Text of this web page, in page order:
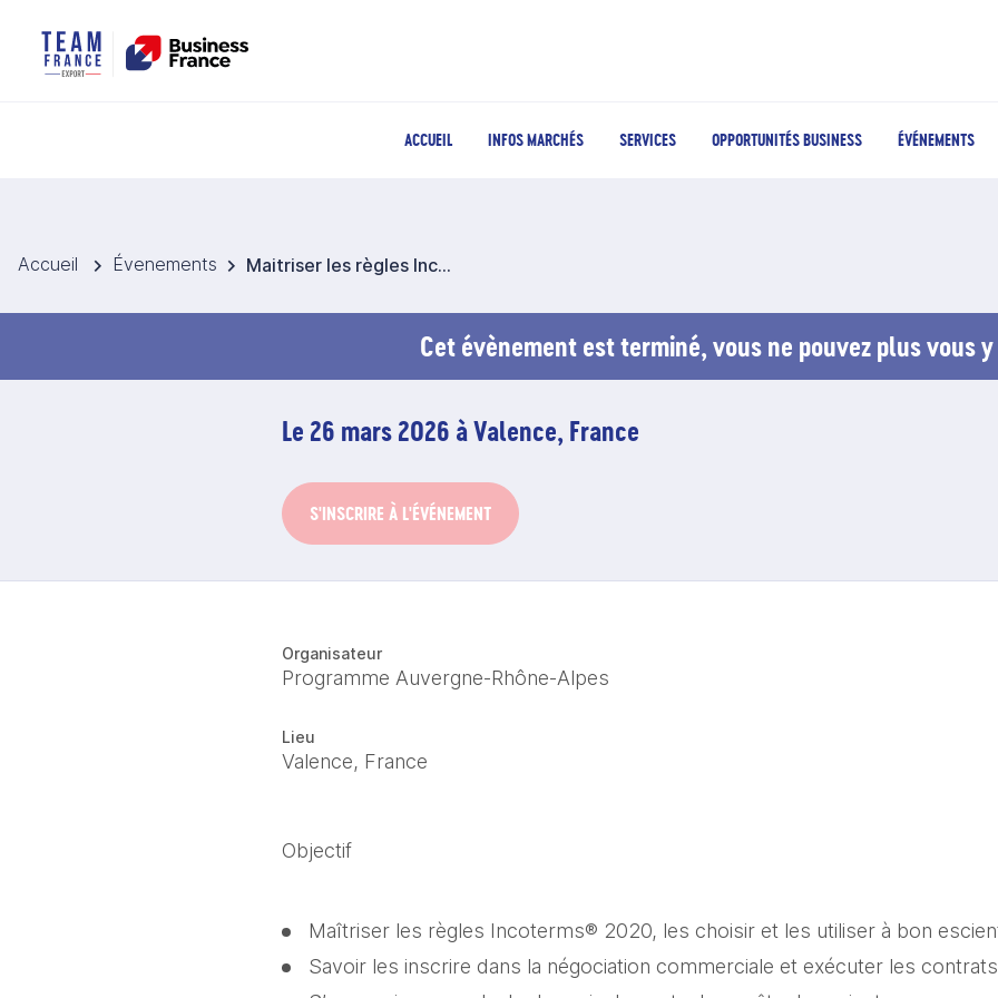
ACCUEIL INFOS MARCHÉS SERVICES OPPORTUNITÉS BUSINESS ÉVÉNEMENTS
Accueil Évenements Maitriser les règles Incoterms® de l’ICC 2020
Cet évènement est terminé, vous ne pouvez plus vous
Le 26 mars 2026 à Valence, France
S'INSCRIRE À L'ÉVÉNEMENT
Organisateur
Programme Auvergne-Rhône-Alpes
Lieu
Valence, France
Objectif
Maîtriser les règles Incoterms® 2020, les choisir et les utiliser à bon
Savoir les inscrire dans la négociation commerciale et exécuter les contrats